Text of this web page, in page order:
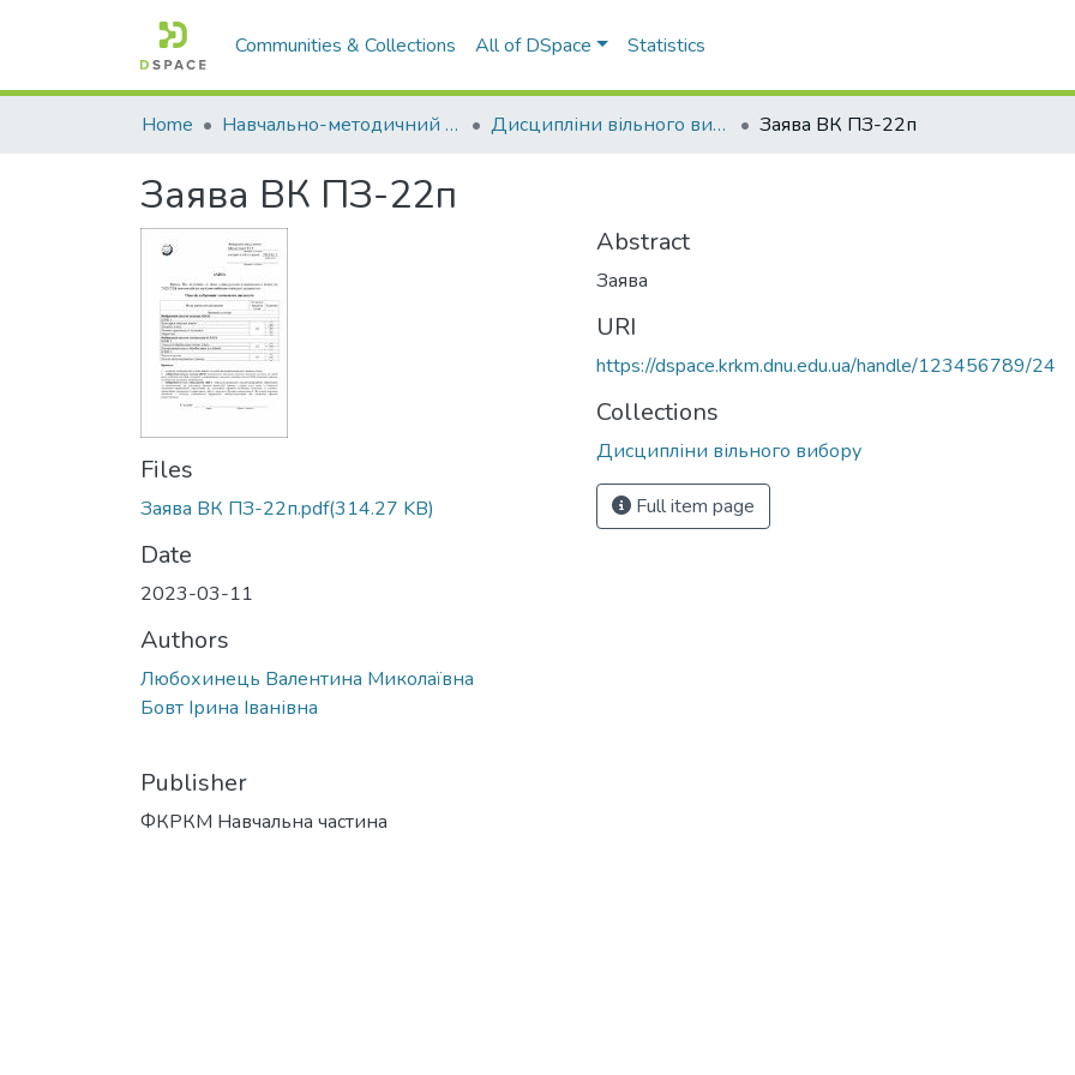
Communities & Collections All of DSpace Statistics
Home Навчально-методичний кабінет Дисципліни вільного вибору Заява ВК ПЗ-22п
Заява ВК ПЗ-22п
Files
Заява ВК ПЗ-22п.pdf(314.27 KB)
Date
2023-03-11
Authors
Любохинець Валентина Миколаївна
Бовт Ірина Іванівна
Publisher
ФКРКМ Навчальна частина
Abstract
Заява
URI
https://dspace.krkm.dnu.edu.ua/handle/123456789/24
Collections
Дисципліни вільного вибору
Full item page